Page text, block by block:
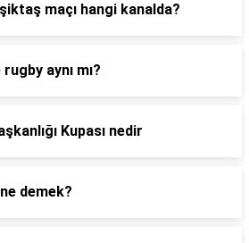
maçı hangi kanalda?
aynı mı?
Kupası nedir
demek?